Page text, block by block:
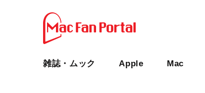
雑誌・ムック Apple Mac